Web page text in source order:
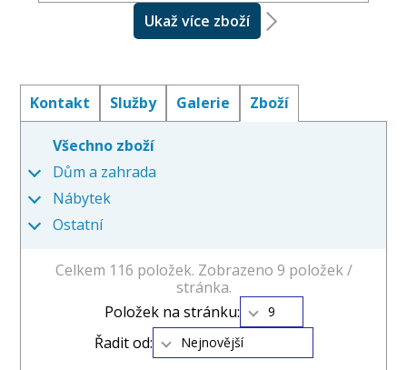
Ukaž více zboží
Kontakt Služby Galerie Zboží
Všechno zboží
Dům a zahrada
Nábytek
Ostatní
Celkem 116 položek. Zobrazeno 9 položek /
stránka.
Položek na stránku:
9
Řadit od: Nejnovější